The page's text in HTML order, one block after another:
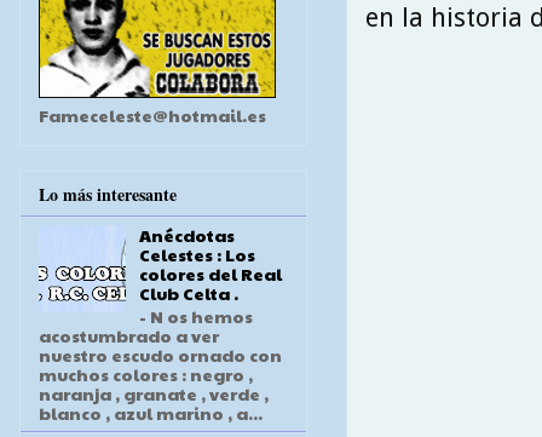
en la historia
Fameceleste@hotmail.es
Lo más interesante
Anécdotas
Celestes : Los
colores del Real
Club Celta .
- N os hemos
acostumbrado a ver
nuestro escudo ornado con
muchos colores : negro ,
naranja , granate , verde ,
blanco , azul marino , a...